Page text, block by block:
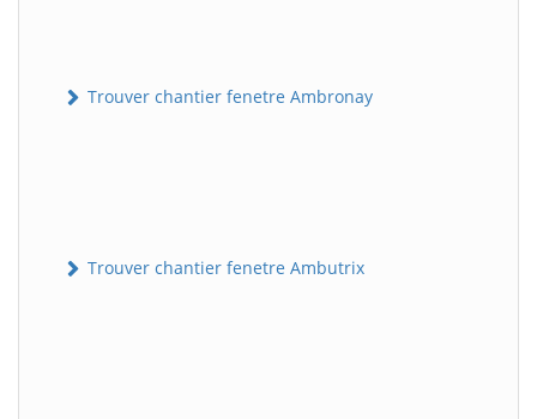
Trouver chantier fenetre Ambronay
Trouver chantier fenetre Ambutrix